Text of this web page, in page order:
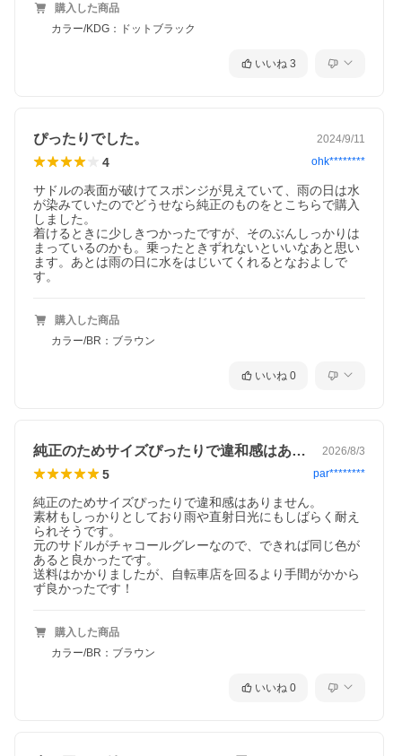
購入した商品
カラー/KDG：ドットブラック
いいね 3
ぴったりでした。 2024/9/11
4 ohk********
サドルの表面が破けてスポンジが見えていて、雨の日は水
が染みていたのでどうせなら純正のものをとこちらで購入
しました。
着けるときに少しきつかったですが、そのぶんしっかりは
まっているのかも。乗ったときずれないといいなあと思い
ます。あとは雨の日に水をはじいてくれるとなおよしで
す。
購入した商品
カラー/BR：ブラウン
いいね 0
純正のためサイズぴったりで違和感はあり… 2026/8/3
5 par********
純正のためサイズぴったりで違和感はありません。
素材もしっかりとしており雨や直射日光にもしばらく耐え
られそうです。
元のサドルがチャコールグレーなので、できれば同じ色が
あると良かったです。
送料はかかりましたが、自転車店を回るより手間がかから
ず良かったです！
購入した商品
カラー/BR：ブラウン
いいね 0